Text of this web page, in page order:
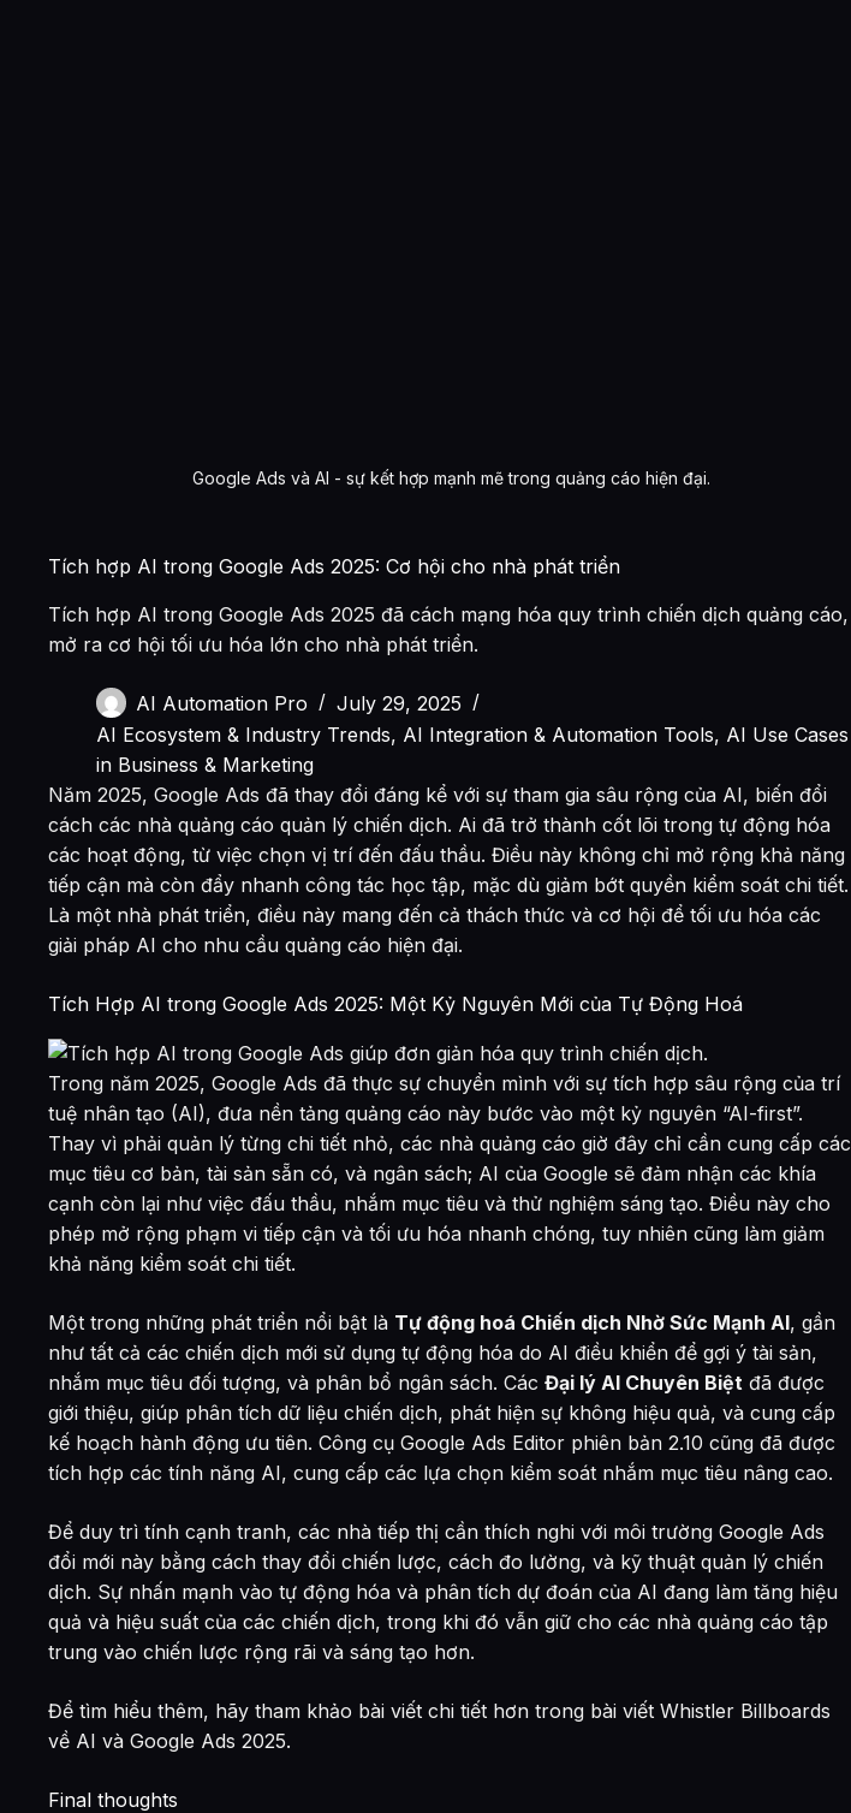
Google Ads và AI - sự kết hợp mạnh mẽ trong quảng cáo hiện đại.
Tích hợp AI trong Google Ads 2025: Cơ hội cho nhà phát triển
Tích hợp AI trong Google Ads 2025 đã cách mạng hóa quy trình chiến dịch quảng cáo,
mở ra cơ hội tối ưu hóa lớn cho nhà phát triển.
AI Automation Pro
July 29, 2025
AI Ecosystem & Industry Trends, AI Integration & Automation Tools, AI Use Cases
in Business & Marketing
Năm 2025, Google Ads đã thay đổi đáng kể với sự tham gia sâu rộng của AI, biến đổi
cách các nhà quảng cáo quản lý chiến dịch. Ai đã trở thành cốt lõi trong tự động hóa
các hoạt động, từ việc chọn vị trí đến đấu thầu. Điều này không chỉ mở rộng khả năng
tiếp cận mà còn đẩy nhanh công tác học tập, mặc dù giảm bớt quyền kiểm soát chi tiết.
Là một nhà phát triển, điều này mang đến cả thách thức và cơ hội để tối ưu hóa các
giải pháp AI cho nhu cầu quảng cáo hiện đại.
Tích Hợp AI trong Google Ads 2025: Một Kỷ Nguyên Mới của Tự Động Hoá
Trong năm 2025, Google Ads đã thực sự chuyển mình với sự tích hợp sâu rộng của trí
tuệ nhân tạo (AI), đưa nền tảng quảng cáo này bước vào một kỷ nguyên “AI-first”.
Thay vì phải quản lý từng chi tiết nhỏ, các nhà quảng cáo giờ đây chỉ cần cung cấp các
mục tiêu cơ bản, tài sản sẵn có, và ngân sách; AI của Google sẽ đảm nhận các khía
cạnh còn lại như việc đấu thầu, nhắm mục tiêu và thử nghiệm sáng tạo. Điều này cho
phép mở rộng phạm vi tiếp cận và tối ưu hóa nhanh chóng, tuy nhiên cũng làm giảm
khả năng kiểm soát chi tiết.
Một trong những phát triển nổi bật là Tự động hoá Chiến dịch Nhờ Sức Mạnh AI, gần
như tất cả các chiến dịch mới sử dụng tự động hóa do AI điều khiển để gợi ý tài sản,
nhắm mục tiêu đối tượng, và phân bổ ngân sách. Các Đại lý AI Chuyên Biệt đã được
giới thiệu, giúp phân tích dữ liệu chiến dịch, phát hiện sự không hiệu quả, và cung cấp
kế hoạch hành động ưu tiên. Công cụ Google Ads Editor phiên bản 2.10 cũng đã được
tích hợp các tính năng AI, cung cấp các lựa chọn kiểm soát nhắm mục tiêu nâng cao.
Để duy trì tính cạnh tranh, các nhà tiếp thị cần thích nghi với môi trường Google Ads
đổi mới này bằng cách thay đổi chiến lược, cách đo lường, và kỹ thuật quản lý chiến
dịch. Sự nhấn mạnh vào tự động hóa và phân tích dự đoán của AI đang làm tăng hiệu
quả và hiệu suất của các chiến dịch, trong khi đó vẫn giữ cho các nhà quảng cáo tập
trung vào chiến lược rộng rãi và sáng tạo hơn.
Để tìm hiểu thêm, hãy tham khảo bài viết chi tiết hơn trong bài viết Whistler Billboards
về AI và Google Ads 2025.
Final thoughts